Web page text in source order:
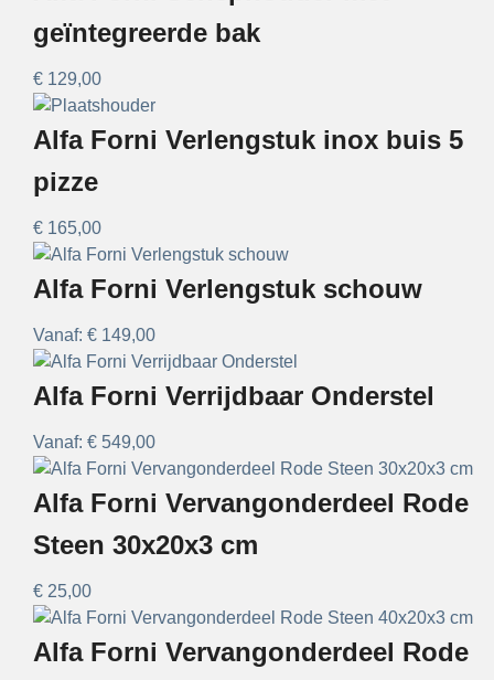
geïntegreerde bak
€ 129,00
Alfa Forni Verlengstuk inox buis 5
pizze
€ 165,00
Alfa Forni Verlengstuk schouw
Vanaf: € 149,00
Alfa Forni Verrijdbaar Onderstel
Vanaf: € 549,00
Alfa Forni Vervangonderdeel Rode
Steen 30x20x3 cm
€ 25,00
Alfa Forni Vervangonderdeel Rode